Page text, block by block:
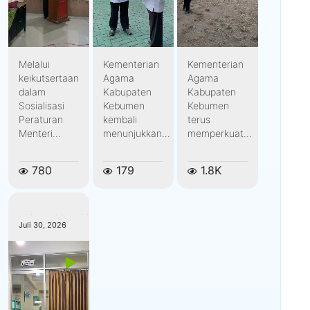
Melalui
keikutsertaan
dalam
Sosialisasi
Peraturan
Menteri...
780
Kementerian
Agama
Kabupaten
Kebumen
kembali
menunjukkan...
179
Kementerian
Agama
Kabupaten
Kebumen
terus
memperkuat...
1.8K
Juli 30, 2026